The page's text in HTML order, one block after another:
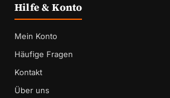
Hilfe & Konto
Mein Konto
Häufige Fragen
Kontakt
Über uns